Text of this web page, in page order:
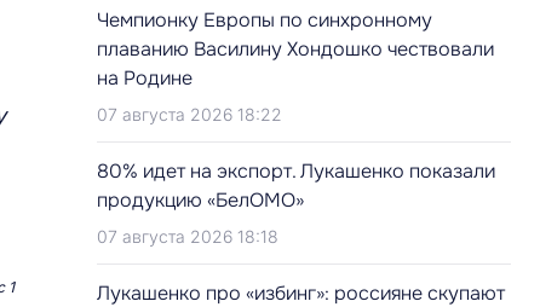
1
Чемпионку Европы по синхронному
плаванию Василину Хондошко чествовали
на Родине
07 августа 2026 18:22
80% идет на экспорт. Лукашенко показали
продукцию «БелОМО»
07 августа 2026 18:18
Лукашенко про «избинг»: россияне скупают